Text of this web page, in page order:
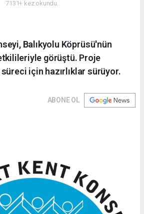
7131+ kez okundu.
Balıkyolu Köprüsü'nün
görüştü. Proje
için hazırlıklar sürüyor.
ABONE OL